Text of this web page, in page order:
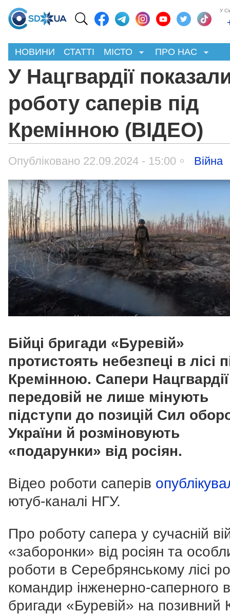
У
НОВИНИ СТАТТІ МІСТО ПРО НАС
У Нацгвардії
роботу саперів під
Кремінною (ВІДЕО)
Опубліковано 22.09.2024 - 15:00 Війна
Бійці бригади «Буревій»
протистоять небезпеці в лісі
Кремінною. Сапери
передовій не лише мінують
підступи до позицій Сил
України й розміновують
«подарунки» від росіян.
Відео роботи саперів
ютуб-каналі НГУ.
Про роботу сапера у сучасній
«заборонки» від росіян та
роботи в Серебрянському лісі
командир інженерно-саперного
бригади «Буревій» на позивний